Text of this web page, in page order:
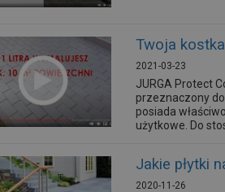
Twoja
2021-03-23
JURGA Protect
przeznaczony
posiada
użytkowe. Do
Jakie płytki
2020-11-26